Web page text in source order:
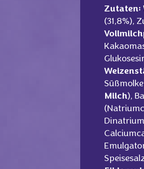
Zutaten:
(31,8%),
Milch),